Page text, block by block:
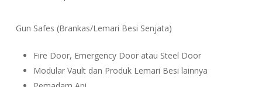
Gun Safes (Brankas/Lemari Besi Senjata)
Fire Door, Emergency Door atau Steel Door
Modular Vault dan Produk Lemari Besi lainnya